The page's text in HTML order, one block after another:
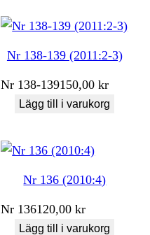
Nr 138-139 (2011:2-3)
Nr 138-139150,00kr
Lägg till i varukorg
Nr 136 (2010:4)
Nr 136120,00kr
Lägg till i varukorg